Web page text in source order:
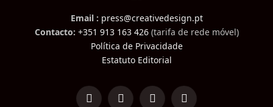
Email : press@creativedesign.pt
Contacto: +351 913 163 426(tarifa de rede móvel)
Política de Privacidade
Estatuto Editorial
LinkedInFacebookInstagramTikTok